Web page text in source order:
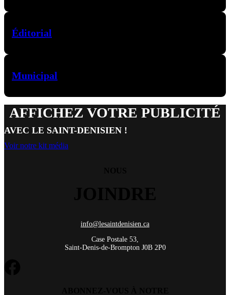
Éditorial
Municipal
AFFICHEZ VOTRE PUBLICITÉ
AVEC LE SAINT-DENISIEN !
Voir notre kit média
info@lesaintdenisien.ca
Case Postale 53,
Saint-Denis-de-Brompton J0B 2P0